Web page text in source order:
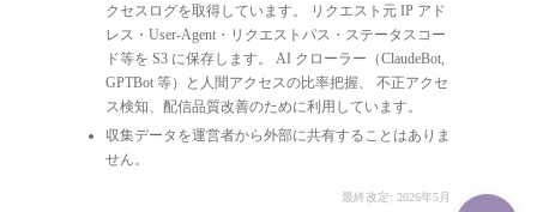
クセスログを取得しています。 リクエスト元 IP アド
レス・User-Agent・リクエストパス・ステータスコー
ド等を S3 に保存します。 AI クローラー（ClaudeBot,
GPTBot 等）と人間アクセスの比率把握、 不正アクセ
ス検知、配信品質改善のために利用しています。
収集データを運営者から外部に共有することはありま
せん。
最終改定: 2026年5月